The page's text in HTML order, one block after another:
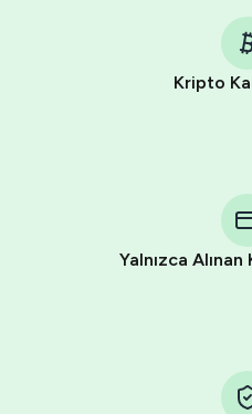
Kripto
Yalnızca
Telegram using your card (or
other supported methods).
You use those Stars to pay